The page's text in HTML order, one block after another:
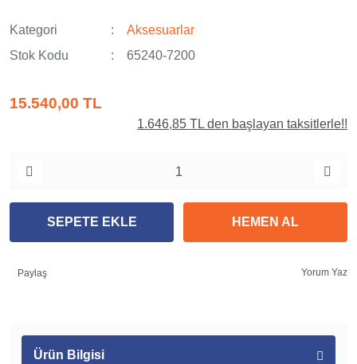
Kategori
Aksesuarlar
Stok Kodu
65240-7200
15.540,00 TL
1.646,85 TL den başlayan taksitlerle!!
SEPETE EKLE HEMEN AL
Paylaş Yorum Yaz
Ürün Bilgisi